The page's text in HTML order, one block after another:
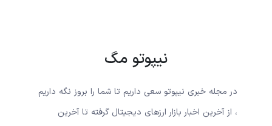
نیپوتو مگ
در مجله خبری نیپوتو سعی داریم تا شما را بروز نگه داریم
، از آخرین اخبار بازار ارزهای دیجیتال گرفته تا آخرین